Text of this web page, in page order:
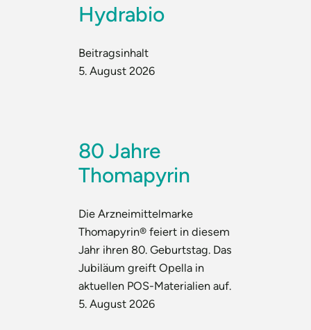
Hydrabio
Beitragsinhalt
5. August 2026
80 Jahre
Thomapyrin
Die Arzneimittelmarke
Thomapyrin® feiert in diesem
Jahr ihren 80. Geburtstag. Das
Jubiläum greift Opella in
aktuellen POS-Materialien auf.
5. August 2026